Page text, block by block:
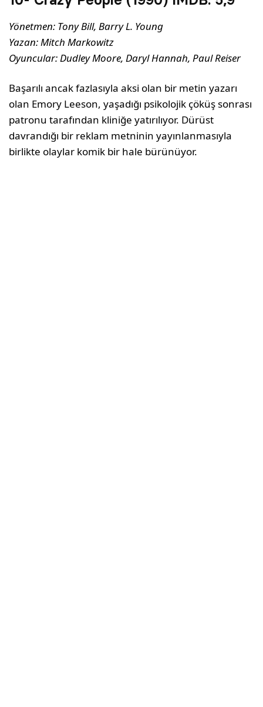
Yönetmen: Tony Bill, Barry L. Young
Yazan: Mitch Markowitz
Oyuncular: Dudley Moore, Daryl Hannah, Paul Reiser
Başarılı ancak fazlasıyla aksi olan bir metin yazarı
olan Emory Leeson, yaşadığı psikolojik çöküş sonrası
patronu tarafından kliniğe yatırılıyor. Dürüst
davrandığı bir reklam metninin yayınlanmasıyla
birlikte olaylar komik bir hale bürünüyor.